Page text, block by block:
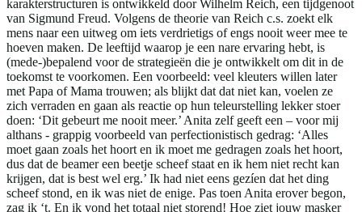
karakterstructuren is ontwikkeld door Wilhelm Reich, een tijdgenoot
van Sigmund Freud. Volgens de theorie van Reich c.s. zoekt elk
mens naar een uitweg om iets verdrietigs of engs nooit weer mee te
hoeven maken. De leeftijd waarop je een nare ervaring hebt, is
(mede-)bepalend voor de strategieën die je ontwikkelt om dit in de
toekomst te voorkomen. Een voorbeeld: veel kleuters willen later
met Papa of Mama trouwen; als blijkt dat dat niet kan, voelen ze
zich verraden en gaan als reactie op hun teleurstelling lekker stoer
doen: ‘Dit gebeurt me nooit meer.’ Anita zelf geeft een – voor mij
althans - grappig voorbeeld van perfectionistisch gedrag: ‘Alles
moet gaan zoals het hoort en ik moet me gedragen zoals het hoort,
dus dat de beamer een beetje scheef staat en ik hem niet recht kan
krijgen, dat is best wel erg.’ Ik had niet eens gezíen dat het ding
scheef stond, en ik was niet de enige. Pas toen Anita erover begon,
zag ik ‘t. En ik vond het totaal niet storend! Hoe ziet jouw masker